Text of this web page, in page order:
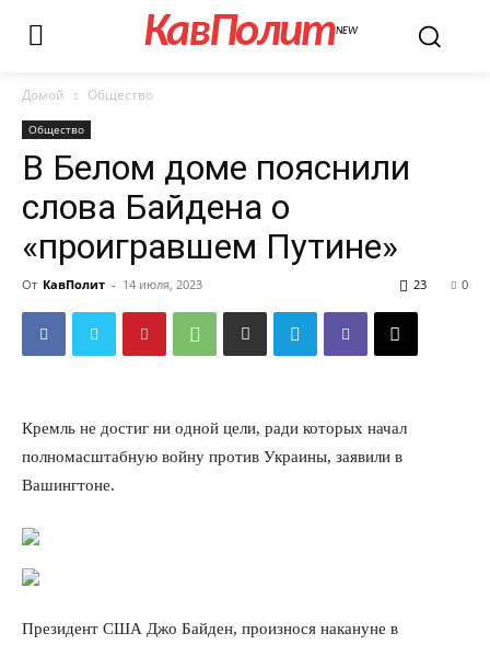
КавПолитNEW
Домой Общество
Общество
В Белом доме пояснили
слова Байдена о
«проигравшем Путине»
От КавПолит - 14 июля, 2023 0
23
Кремль не достиг ни одной цели, ради которых начал
полномасштабную войну против Украины, заявили в
Вашингтоне.
Президент США Джо Байден, произнося накануне в